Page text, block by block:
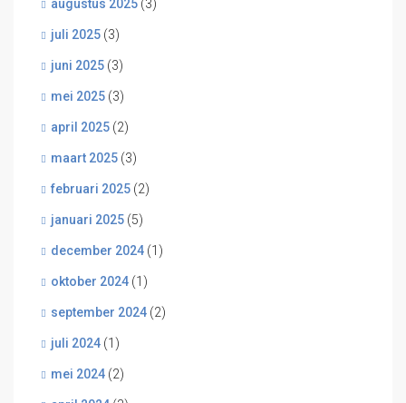
augustus 2025 (3)
juli 2025 (3)
juni 2025 (3)
mei 2025 (3)
april 2025 (2)
maart 2025 (3)
februari 2025 (2)
januari 2025 (5)
december 2024 (1)
oktober 2024 (1)
september 2024 (2)
juli 2024 (1)
mei 2024 (2)